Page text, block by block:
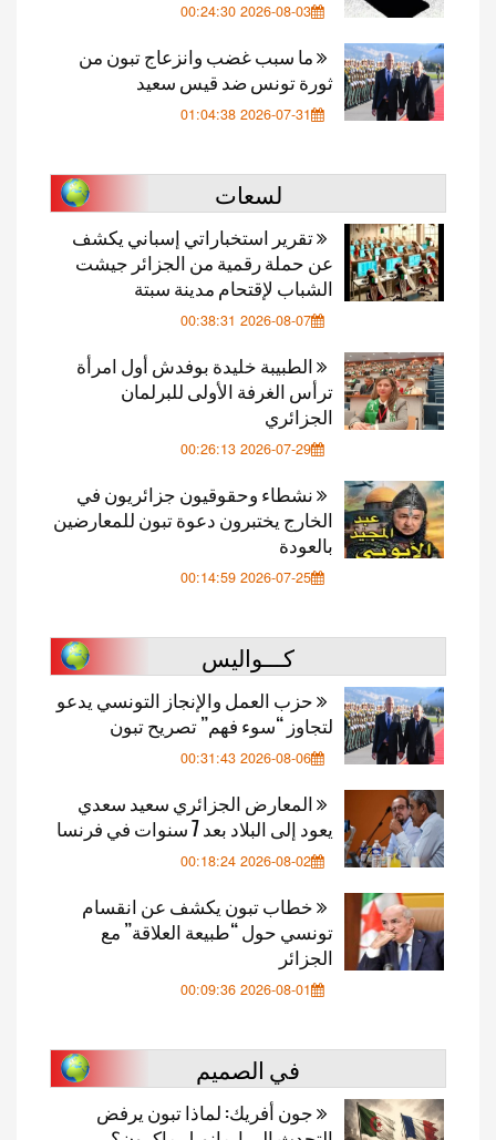
2026-08-03 00:24:30
ما سبب غضب وانزعاج تبون من
ثورة تونس ضد قيس سعيد
2026-07-31 01:04:38
لسعات
تقرير استخباراتي إسباني يكشف
عن حملة رقمية من الجزائر جيشت
الشباب لإقتحام مدينة سبتة
2026-08-07 00:38:31
الطبيبة خليدة بوفدش أول امرأة
ترأس الغرفة الأولى للبرلمان
الجزائري
2026-07-29 00:26:13
نشطاء وحقوقيون جزائريون في
الخارج يختبرون دعوة تبون للمعارضين
بالعودة
2026-07-25 00:14:59
كـــواليس
حزب العمل والإنجاز التونسي يدعو
لتجاوز “سوء فهم” تصريح تبون
2026-08-06 00:31:43
المعارض الجزائري سعيد سعدي
يعود إلى البلاد بعد 7 سنوات في فرنسا
2026-08-02 00:18:24
خطاب تبون يكشف عن انقسام
تونسي حول “طبيعة العلاقة” مع
الجزائر
2026-08-01 00:09:36
في الصميم
جون أفريك: لماذا تبون يرفض